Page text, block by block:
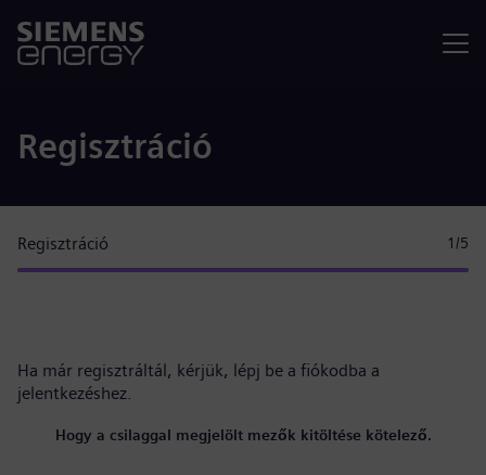
Regisztráció
Regisztráció 1 /5
Ha már regisztráltál, kérjük, lépj be a fiókodba a
jelentkezéshez.
Hogy a csilaggal megjelölt mezők kitöltése kötelező.